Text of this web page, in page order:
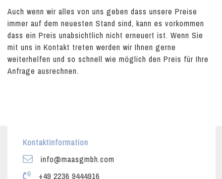
Auch wenn wir alles von uns geben dass unsere Preise
immer auf dem neuesten Stand sind, kann es vorkommen
dass ein Preis unabsichtlich nicht erneuert ist. Wenn Sie
mit uns in Kontakt treten werden wir Ihnen gerne
weiterhelfen und so schnell wie möglich den Preis für Ihre
Anfrage ausrechnen.
Kontaktinformation
info@maasgmbh.com
+49 2236 9444916